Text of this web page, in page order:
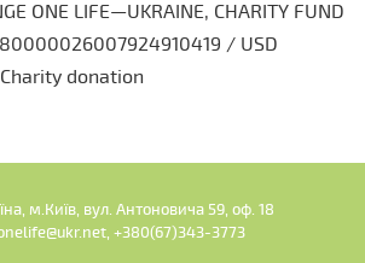
ONE LIFE—UKRAINE, CHARITY FUND
/ USD
donation
м.Київ, вул. Антоновича 59, оф. 18
+380(67)343-3773